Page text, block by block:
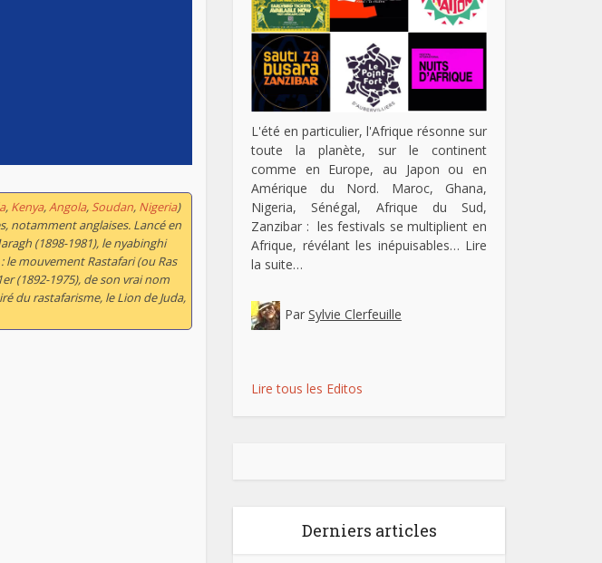
, Kenya,Angola, Soudan, Nigeria)
notamment anglaises. Lancé en
(1898-1981), le nyabinghi
le mouvement Rastafari (ou Ras
(1892-1975), de son vrai nom
du rastafarisme, le Lion de Juda,
L'été en particulier, l'Afrique résonne sur
toute la planète, sur le continent
comme en Europe, au Japon ou en
Amérique du Nord. Maroc, Ghana,
Nigeria, Sénégal, Afrique du Sud,
Zanzibar : les festivals se multiplient en
Afrique, révélant les inépuisables… Lire
la suite…
Par Sylvie Clerfeuille
Lire tous les Editos
Derniers articles